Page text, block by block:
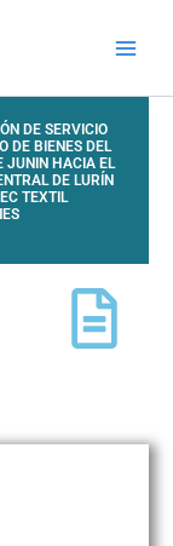
DE SERVICIO
DE BIENES DEL
JUNIN HACIA EL
DE LURÍN
TEXTIL